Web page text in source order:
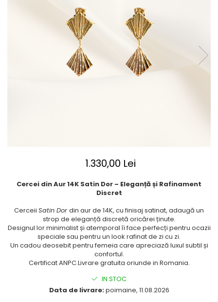
1.330,00 Lei
Cercei din Aur 14K Satin Dor – Eleganță și Rafinament
Discret
Cerceii Satin Dor din aur de 14K, cu finisaj satinat, adaugă un
strop de eleganță discretă oricărei ținute.
Designul lor minimalist și atemporal îi face perfecți pentru ocazii
speciale sau pentru un look rafinat de zi cu zi.
Un cadou deosebit pentru femeia care apreciază luxul subtil și
confortul.
Certificat ANPC.Livrare gratuita oriunde in Romania.
IN STOC
Data de livrare:poimaine, 11.08.2026